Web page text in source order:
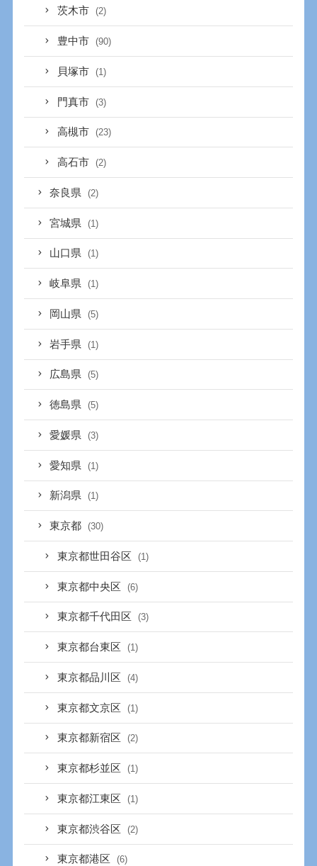
茨木市 (2)
豊中市 (90)
貝塚市 (1)
門真市 (3)
高槻市 (23)
高石市 (2)
奈良県 (2)
宮城県 (1)
山口県 (1)
岐阜県 (1)
岡山県 (5)
岩手県 (1)
広島県 (5)
徳島県 (5)
愛媛県 (3)
愛知県 (1)
新潟県 (1)
東京都 (30)
東京都世田谷区 (1)
東京都中央区 (6)
東京都千代田区 (3)
東京都台東区 (1)
東京都品川区 (4)
東京都文京区 (1)
東京都新宿区 (2)
東京都杉並区 (1)
東京都江東区 (1)
東京都渋谷区 (2)
東京都港区 (6)